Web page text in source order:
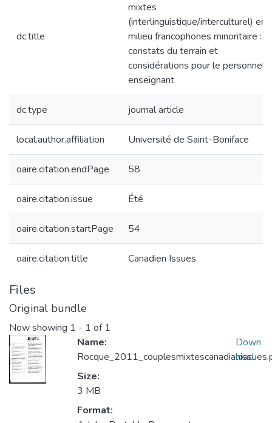
dc.title
mixtes
(interlinguistique/interculturel) en
milieu francophones minoritaire :
constats du terrain et
considérations pour le personnel
enseignant
dc.type journal article
local.author.affiliation Université de Saint-Boniface
oaire.citation.endPage 58
oaire.citation.issue Été
oaire.citation.startPage 54
oaire.citation.title Canadien Issues
Files
Original bundle
Now showing 1 - 1 of 1
Name:
Size:
3 MB
Format:
Down
load